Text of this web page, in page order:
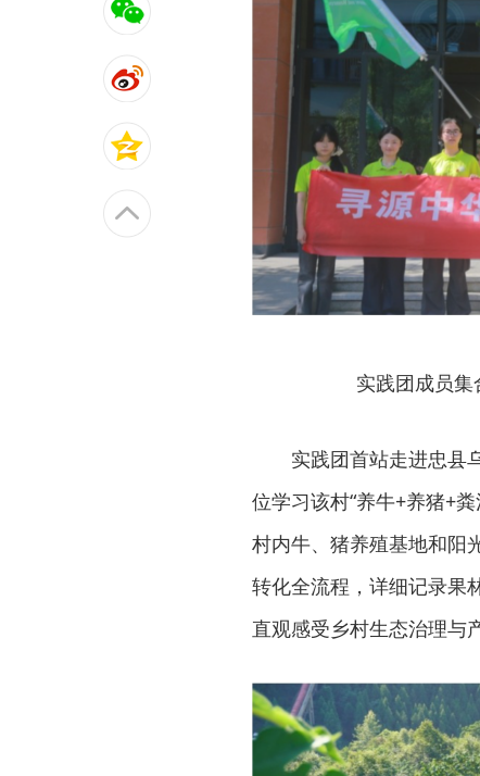
实践团成员集
实践团首站走进忠县
位学习该村“养牛+养猪+
村内牛、猪养殖基地和阳
转化全流程，详细记录果
直观感受乡村生态治理与